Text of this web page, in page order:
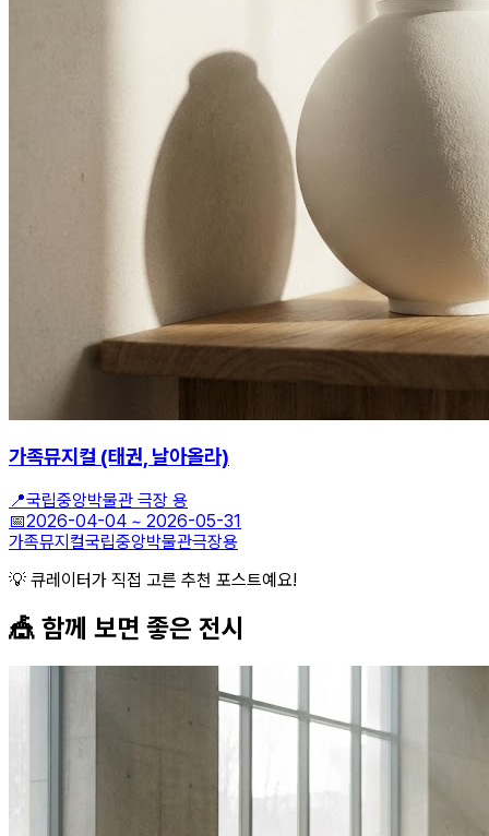
가족뮤지컬 (태권, 날아올라)
📍국립중앙박물관 극장 용
📅2026-04-04 ~ 2026-05-31
가족뮤지컬국립중앙박물관극장용
💡 큐레이터가 직접 고른 추천 포스트예요!
🎪 함께 보면 좋은 전시